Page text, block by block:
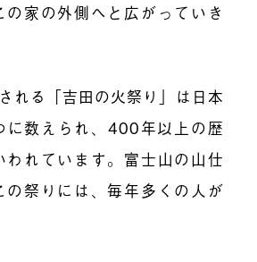
の家の外側へと広がっていき
れる「吉田の火祭り」は日本
に数えられ、400年以上の歴
われています。富士山の山仕
の祭りには、毎年多くの人が